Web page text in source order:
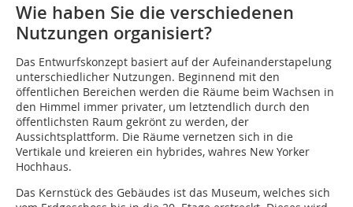
Wie haben Sie die verschiedenen
Nutzungen organisiert?
Das Entwurfskonzept basiert auf der Aufeinanderstapelung
unterschiedlicher Nutzungen. Beginnend mit den
öffentlichen Bereichen werden die Räume beim Wachsen in
den Himmel immer privater, um letztendlich durch den
öffentlichsten Raum gekrönt zu werden, der
Aussichtsplattform. Die Räume vernetzen sich in die
Vertikale und kreieren ein hybrides, wahres New Yorker
Hochhaus.
Das Kernstück des Gebäudes ist das Museum, welches sich